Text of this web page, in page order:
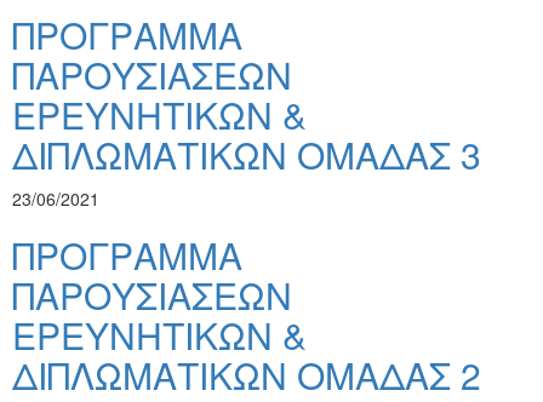
ΠΡΟΓΡΑΜΜΑ
ΠΑΡΟΥΣΙΑΣΕΩΝ
ΕΡΕΥΝΗΤΙΚΩΝ &
ΔΙΠΛΩΜΑΤΙΚΩΝ ΟΜΑΔΑΣ 3
23/06/2021
ΠΡΟΓΡΑΜΜΑ
ΠΑΡΟΥΣΙΑΣΕΩΝ
ΕΡΕΥΝΗΤΙΚΩΝ &
ΔΙΠΛΩΜΑΤΙΚΩΝ ΟΜΑΔΑΣ 2